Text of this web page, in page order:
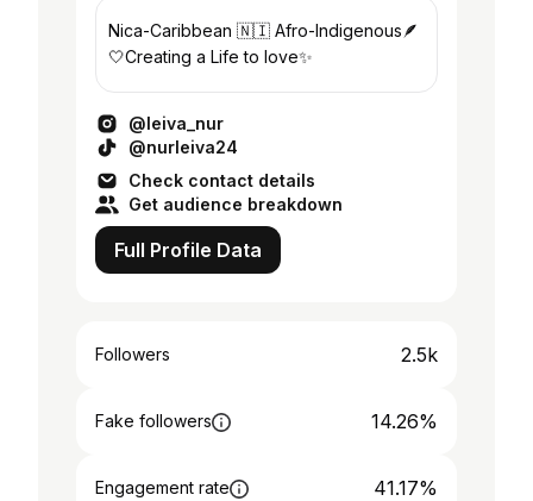
Nica-Caribbean 🇳🇮 Afro-Indigenous🪶
🤍Creating a Life to love✨
@leiva_nur
@nurleiva24
Check contact details
Get audience breakdown
Full Profile Data
Followers 2.5k
Fake followers 14.26%
Engagement rate 41.17%